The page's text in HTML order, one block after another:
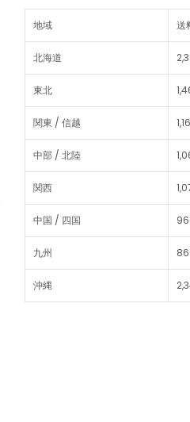
地域 送
北海道
東北
関東 / 信越
中部 / 北陸
関西
中国 / 四国
九州
沖縄